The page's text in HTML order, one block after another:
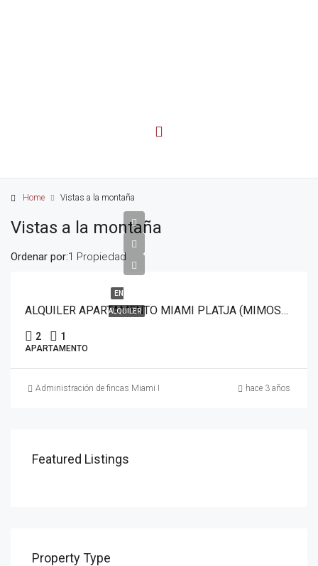
Home Vistas a la montaña
Vistas a la montaña
1 Propiedad
Ordenar por:
EN
ALQUILER ALQUILER APARTAMENTO MIAMI PLATJA (MIMOSAS-ANITA)
2 1
APARTAMENTO
Administración de fincas Miami Platja hace 3 años
Featured Listings
Property Type